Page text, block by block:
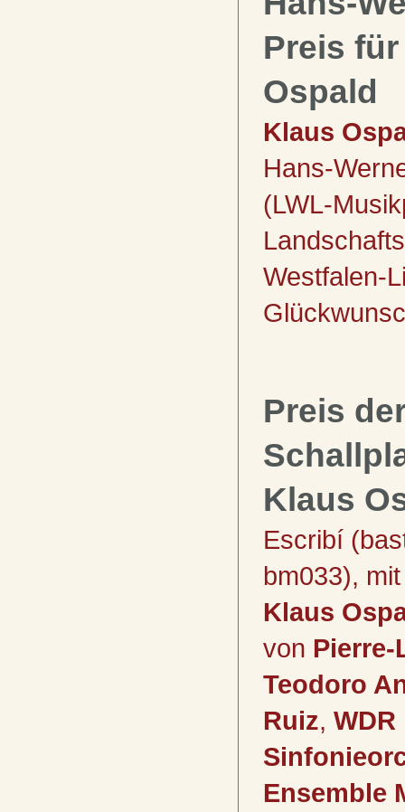
Preis
Ospald
Klaus
Hans-
(LWL-
Westfalen-
Preis
Klaus
Escribí
bm033),
Klaus
von
Teodoro
Ruiz, WDR
Ensemble